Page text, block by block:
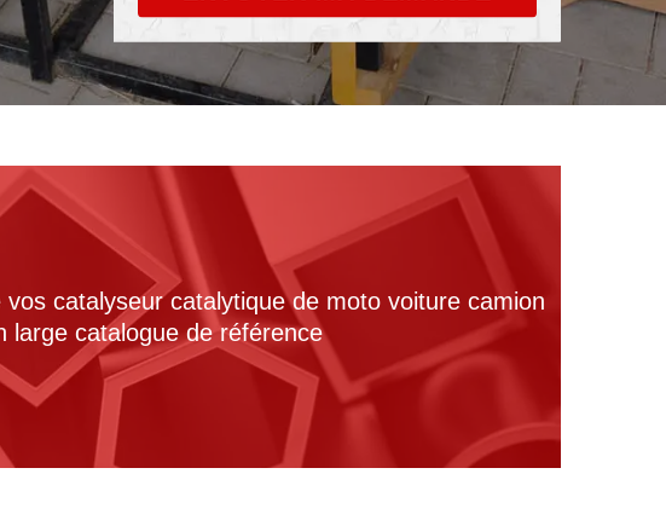
catalyseur catalytique de moto voiture camion
large catalogue de référence